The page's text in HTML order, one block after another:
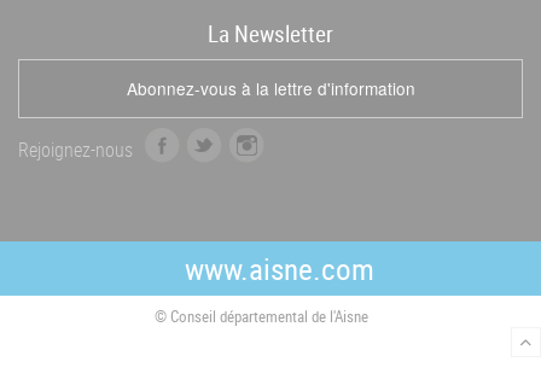
La Newsletter
Abonnez-vous à la lettre d'information
Rejoignez-nous
b
o
t
e
r
a
g
r
a
www.aisne.com
© Conseil départemental de l'Aisne